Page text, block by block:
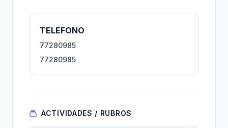
TELEFONO
77280985
77280985
ACTIVIDADES / RUBROS